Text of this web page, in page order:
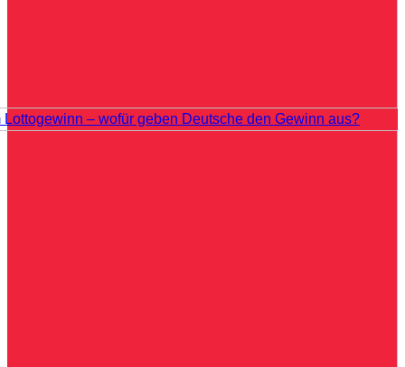
Lottogewinn – wofür geben Deutsche den Gewinn aus?